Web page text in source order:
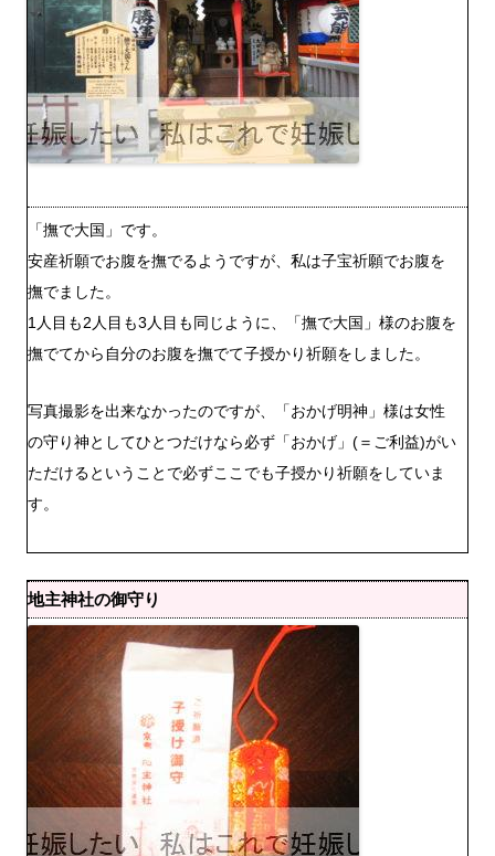
「撫で大国」です。
安産祈願でお腹を撫でるようですが、私は子宝祈願でお腹を
撫でました。
1人目も2人目も3人目も同じように、「撫で大国」様のお腹を
撫でてから自分のお腹を撫でて子授かり祈願をしました。
写真撮影を出来なかったのですが、「おかげ明神」様は女性
の守り神としてひとつだけなら必ず「おかげ」(＝ご利益)がい
ただけるということで必ずここでも子授かり祈願をしていま
す。
地主神社の御守り